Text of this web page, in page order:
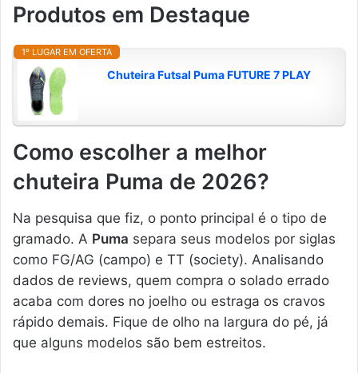
Produtos em Destaque
1º LUGAR EM OFERTA
Chuteira Futsal Puma FUTURE 7 PLAY
Como escolher a melhor
chuteira Puma de 2026?
Na pesquisa que fiz, o ponto principal é o tipo de
gramado. A Puma separa seus modelos por siglas
como FG/AG (campo) e TT (society). Analisando
dados de reviews, quem compra o solado errado
acaba com dores no joelho ou estraga os cravos
rápido demais. Fique de olho na largura do pé, já
que alguns modelos são bem estreitos.